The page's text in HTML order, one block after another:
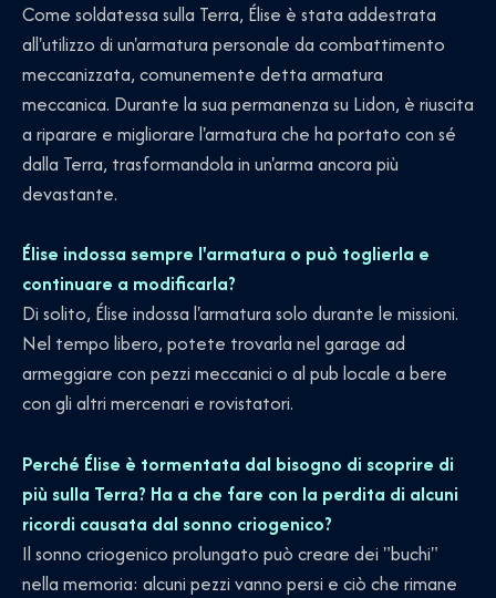
Come soldatessa sulla Terra, Élise è stata addestrata
all'utilizzo di un'armatura personale da combattimento
meccanizzata, comunemente detta armatura
meccanica. Durante la sua permanenza su Lidon, è riuscita
a riparare e migliorare l'armatura che ha portato con sé
dalla Terra, trasformandola in un'arma ancora più
devastante.
Élise indossa sempre l'armatura o può toglierla e
continuare a modificarla?
Di solito, Élise indossa l'armatura solo durante le missioni.
Nel tempo libero, potete trovarla nel garage ad
armeggiare con pezzi meccanici o al pub locale a bere
con gli altri mercenari e rovistatori.
Perché Élise è tormentata dal bisogno di scoprire di
più sulla Terra? Ha a che fare con la perdita di alcuni
ricordi causata dal sonno criogenico?
Il sonno criogenico prolungato può creare dei "buchi"
nella memoria: alcuni pezzi vanno persi e ciò che rimane